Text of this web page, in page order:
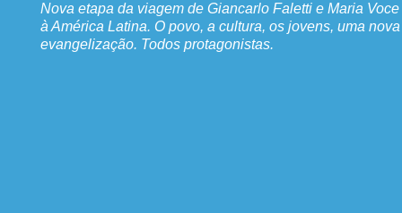
Nova etapa da viagem de Giancarlo Faletti e Maria Voce
à América Latina. O povo, a cultura, os jovens, uma nova
evangelização. Todos protagonistas.